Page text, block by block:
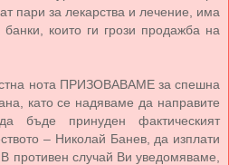
пари за лекарства и лечение, има
които ги грози продажба на
нота ПРИЗОВАВАМЕ за спешна
като се надяваме да направите
бъде принуден фактическият
– Николай Банев, да изплати
противен случай Ви уведомяваме,